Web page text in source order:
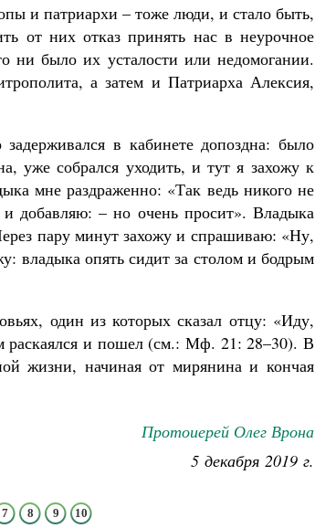
и патриархи – тоже люди, и стало быть,
от них отказ принять нас в неурочное
было их усталости или недомогании.
а затем и Патриарха Алексия,
в кабинете допоздна: было
уже собрался уходить, и тут я захожу к
мне раздраженно: «Так ведь никого не
добавляю: – но очень просит». Владыка
пару минут захожу и спрашиваю: «Ну,
владыка опять сидит за столом и бодрым
один из которых сказал отцу: «Иду,
раскаялся и пошел (см.: Мф. 21: 28–30). В
жизни, начиная от мирянина и кончая
Протоиерей Олег Врона
5 декабря 2019 г.
7 8 9 10